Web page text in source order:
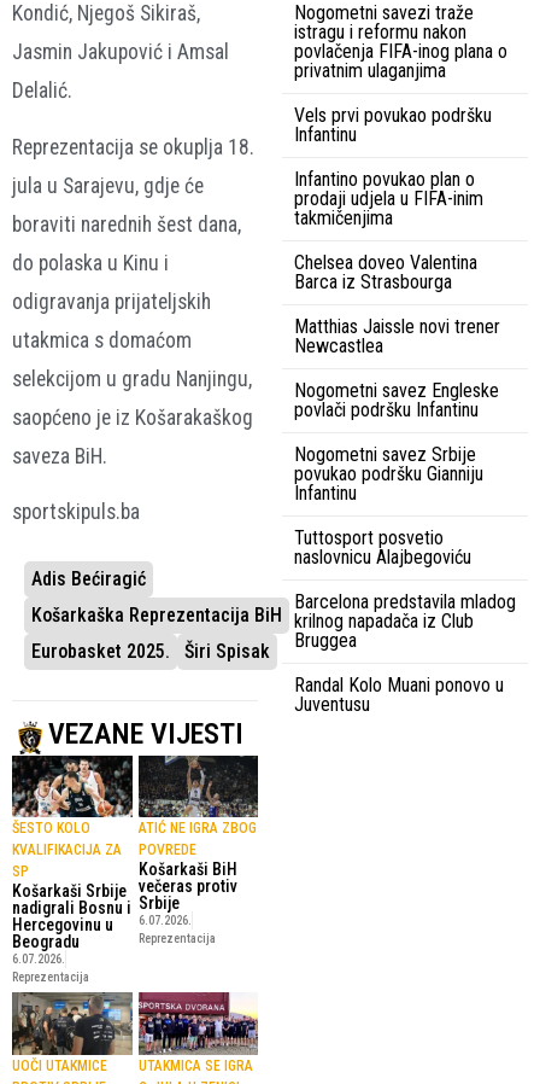
Kondić, Njegoš Sikiraš,
Jasmin Jakupović i Amsal
Delalić.
Reprezentacija se okuplja 18.
jula u Sarajevu, gdje će
boraviti narednih šest dana,
do polaska u Kinu i
odigravanja prijateljskih
utakmica s domaćom
selekcijom u gradu Nanjingu,
saopćeno je iz Košarakaškog
saveza BiH.
sportskipuls.ba
Adis Bećiragić
Košarkaška Reprezentacija BiH
Eurobasket 2025.
Širi Spisak
VEZANE VIJESTI
ŠESTO KOLO
KVALIFIKACIJA ZA
SP
Košarkaši Srbije
nadigrali Bosnu i
Hercegovinu u
Beogradu
6.07.2026.
Reprezentacija
ATIĆ NE IGRA ZBOG
POVREDE
Košarkaši BiH
večeras protiv
Srbije
6.07.2026.
Reprezentacija
UOČI UTAKMICE
UTAKMICA SE IGRA
Nogometni savezi traže
istragu i reformu nakon
povlačenja FIFA-inog plana o
privatnim ulaganjima
Vels prvi povukao podršku
Infantinu
Infantino povukao plan o
prodaji udjela u FIFA-inim
takmičenjima
Chelsea doveo Valentina
Barca iz Strasbourga
Matthias Jaissle novi trener
Newcastlea
Nogometni savez Engleske
povlači podršku Infantinu
Nogometni savez Srbije
povukao podršku Gianniju
Infantinu
Tuttosport posvetio
naslovnicu Alajbegoviću
Barcelona predstavila mladog
krilnog napadača iz Club
Bruggea
Randal Kolo Muani ponovo u
Juventusu